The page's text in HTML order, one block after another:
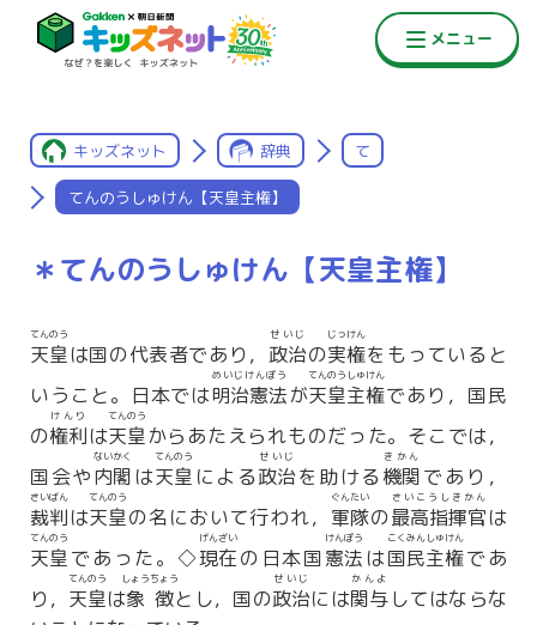
キッズネット 辞典 て
てんのうしゅけん【天皇主権】
＊てんのうしゅけん【天皇主権】
天皇
てんのう
は国の代表者であり， 政治
せいじ
の実権
じっけん
をもっていると
いうこと。日本では明治憲法
めいじけんぽう
が天皇主権
てんのうしゅけん
であり，国民
の権利
けんり
は天皇
てんのう
からあたえられものだった。そこでは，
国会や内閣
ないかく
は天皇
てんのう
による政治
せいじ
を助ける機関
きかん
であり，
裁判
さいばん
は天皇
てんのう
の名において行われ， 軍隊
ぐんたい
の最高指揮官
さいこうしきかん
は
天皇
てんのう
であった。◇現在
げんざい
の日本国憲法
けんぽう
は国民主権
こくみんしゅけん
であ
り， 天皇
てんのう
は象徴
しょうちょう
とし，国の政治
せいじ
には関与
かんよ
してはならな